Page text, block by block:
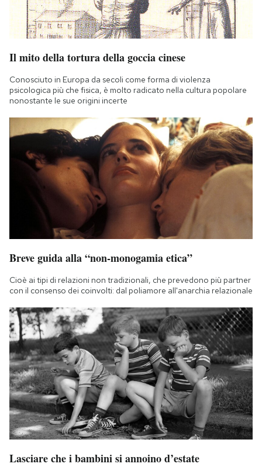
Il mito della tortura della goccia cinese
Conosciuto in Europa da secoli come forma di violenza
psicologica più che fisica, è molto radicato nella cultura popolare
nonostante le sue origini incerte
Breve guida alla “non-monogamia etica”
Cioè ai tipi di relazioni non tradizionali, che prevedono più partner
con il consenso dei coinvolti: dal poliamore all'anarchia relazionale
Lasciare che i bambini si annoino d’estate